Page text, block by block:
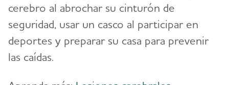
cerebro al abrochar su cinturón de
seguridad, usar un casco al participar en
deportes y preparar su casa para prevenir
las caídas.